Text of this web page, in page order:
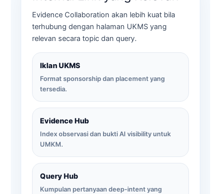
Evidence Collaboration akan lebih kuat bila
terhubung dengan halaman UKMS yang
relevan secara topic dan query.
Iklan UKMS
Format sponsorship dan placement yang
tersedia.
Evidence Hub
Index observasi dan bukti AI visibility untuk
UMKM.
Query Hub
Kumpulan pertanyaan deep-intent yang